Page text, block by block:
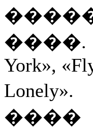
����.
York»,
����